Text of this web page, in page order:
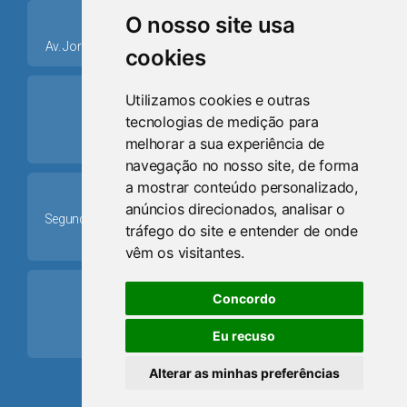
O nosso site usa
cookies
Utilizamos cookies e outras
tecnologias de medição para
melhorar a sua experiência de
navegação no nosso site, de forma
a mostrar conteúdo personalizado,
anúncios direcionados, analisar o
tráfego do site e entender de onde
vêm os visitantes.
Concordo
Eu recuso
Alterar as minhas preferências
place
Av. Jorge Dariva, 1211, Centro CEP: 95520.000 - Osório/RS
ring_volume
Telefone
(51) 9 8024-0884
Schedule
Segunda-feira a Sexta-feira: 08h às 12h e das 13h30min às
17h30min
mail
Email
camaraosorio@gmail.com